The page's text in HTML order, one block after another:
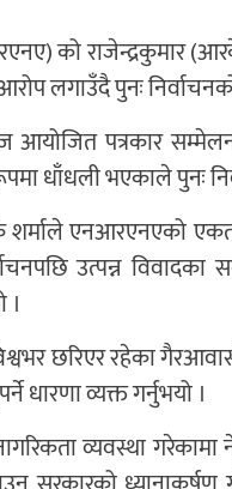
को राजेन्द्रकुमार
लगाउँदै पुनः
पत्रकार सम्मेलनमा
धाँधली भएकाले पुनः
एनआरएनएको
उत्पन्न विवादका
।
छरिएर रहेका
धारणा व्यक्त गर्नुभयो ।
व्यवस्था